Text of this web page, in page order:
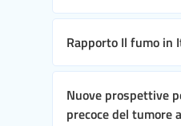
Rapporto Il fumo in
Nuove prospettive
precoce del tumore